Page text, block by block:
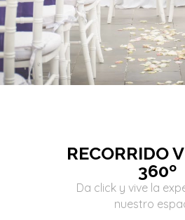
RECORRIDO
360º
Da click y vive la
nuestro